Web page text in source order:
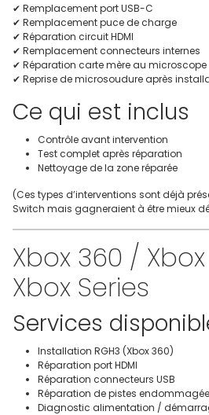
✔ Remplacement port USB-C
✔ Remplacement puce de charge
✔ Réparation circuit HDMI
✔ Remplacement connecteurs internes
✔ Réparation carte mère au microscope
✔ Reprise de microsoudure après
Ce qui est inclus
Contrôle avant intervention
Test complet après réparation
Nettoyage de la zone réparée
(Ces types d’interventions sont déjà
Switch mais gagneraient à être mieux
Xbox 360 /
Xbox Series
Services
Installation RGH3 (Xbox 360)
Réparation port HDMI
Réparation connecteurs USB
Réparation de pistes
Diagnostic alimentation /